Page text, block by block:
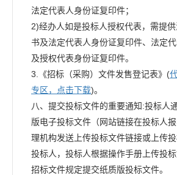
法定代表人身份证复印件；
2)经办人如是投标人授权代表，需提
书及法定代表人身份证复印件、法定
及授权代表身份证复印件。
3.《招标（采购）文件发售登记表》(
专区，点击下载)。
八、提交投标文件的重要通知:投标人
版电子投标文件（网站链接在投标人
理机构发送上传投标文件链接或上传
投标人，投标人根据操作手册上传投
招标文件规定提交纸质版投标文件。